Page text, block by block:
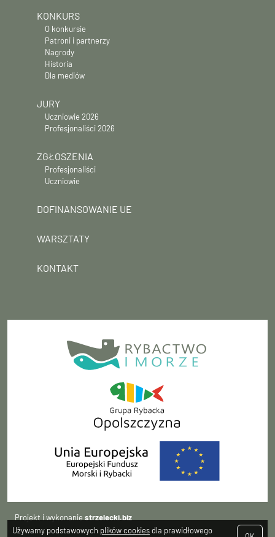
KONKURS
O konkursie
Patroni i partnerzy
Nagrody
Historia
Dla mediów
JURY
Uczniowie 2026
Profesjonaliści 2026
ZGŁOSZENIA
Profesjonaliści
Uczniowie
DOFINANSOWANIE UE
WARSZTATY
KONTAKT
Projekt i wykonaniestrzelecki.biz
Używamy podstawowych plików cookiesdla prawidłowego